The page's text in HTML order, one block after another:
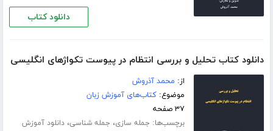
دانلود کتاب
دانلود کتاب تحلیل و بررسی انتظام در پیوست تکواژهای انگلیسی
از: محمد آذروش
موضوع:کتاب‌های آموزش زبان
۳۷ صفحه
برچسب‌ها: جمله سازی، جمله شناسی،دانلود آموزش